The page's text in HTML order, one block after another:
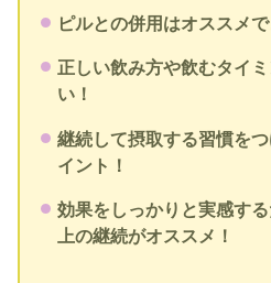
ピルとの併用はオススメで
正しい飲み方や飲むタイ
い！
継続して摂取する習慣を
イント！
効果をしっかりと実感す
上の継続がオススメ！